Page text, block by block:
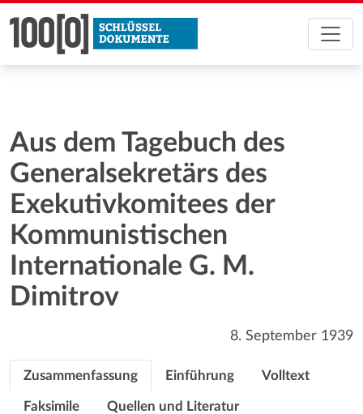
Aus dem Tagebuch des
Generalsekretärs des
Exekutivkomitees der
Kommunistischen
Internationale G. M.
Dimitrov
8. September 1939
Zusammenfassung Einführung Volltext
Faksimile Quellen und Literatur